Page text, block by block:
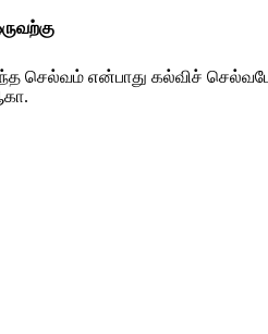
செல்வம் என்பாது கல்விச்